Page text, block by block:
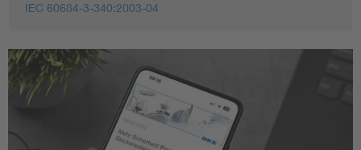
IEC 60684-3-340:2003-04